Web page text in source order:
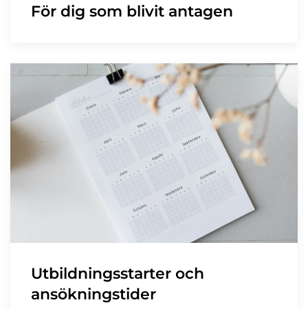
För dig som blivit antagen
Utbildningsstarter och
ansökningstider